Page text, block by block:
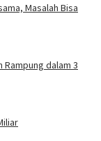
Masalah Bisa
Rampung dalam 3